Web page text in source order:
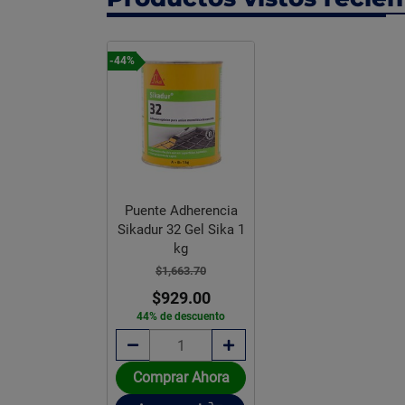
-44%
Puente Adherencia
Sikadur 32 Gel Sika 1
kg
$1,663.70
$929.00
44% de descuento
Comprar Ahora